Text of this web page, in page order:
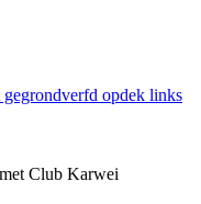
opdek links
Club Karwei